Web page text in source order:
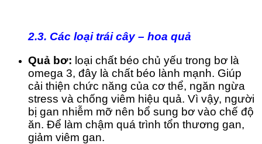
2.3. Các loại trái cây – hoa quả
Quả bơ: loại chất béo chủ yếu trong bơ là
omega 3, đây là chất béo lành mạnh. Giúp
cải thiện chức năng của cơ thể, ngăn ngừa
stress và chống viêm hiệu quả. Vì vậy, người
bị gan nhiễm mỡ nên bổ sung bơ vào chế độ
ăn. Để làm chậm quá trình tổn thương gan,
giảm viêm gan.